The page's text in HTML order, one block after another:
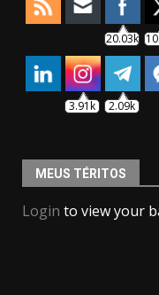
20.03k
3.91k 2.09k
MEUS TÉRITOS
Login to view your